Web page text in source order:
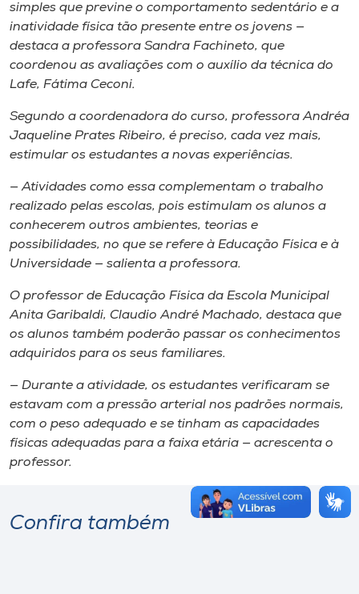
simples que previne o comportamento sedentário e a
inatividade física tão presente entre os jovens —
destaca a professora Sandra Fachineto, que
coordenou as avaliações com o auxílio da técnica do
Lafe, Fátima Ceconi.
Segundo a coordenadora do curso, professora Andréa
Jaqueline Prates Ribeiro, é preciso, cada vez mais,
estimular os estudantes a novas experiências.
— Atividades como essa complementam o trabalho
realizado pelas escolas, pois estimulam os alunos a
conhecerem outros ambientes, teorias e
possibilidades, no que se refere à Educação Física e à
Universidade — salienta a professora.
O professor de Educação Física da Escola Municipal
Anita Garibaldi, Claudio André Machado, destaca que
os alunos também poderão passar os conhecimentos
adquiridos para os seus familiares.
— Durante a atividade, os estudantes verificaram se
estavam com a pressão arterial nos padrões normais,
com o peso adequado e se tinham as capacidades
físicas adequadas para a faixa etária — acrescenta o
professor.
Confira também